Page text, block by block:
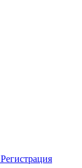
Регистрация